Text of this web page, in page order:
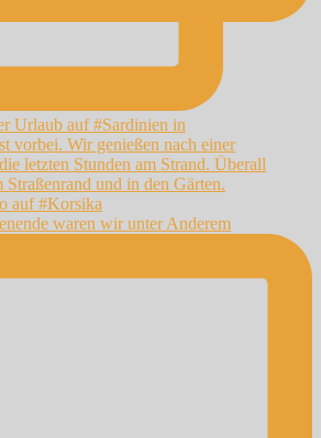
waren wir unter Anderem